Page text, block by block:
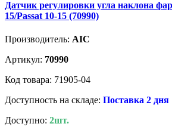
Датчик регулировки угла наклона
15/Passat 10-15 (70990)
Производитель: AIC
Артикул: 70990
Код товара: 71905-04
Доступность на складе: Поставка 2 дня
Доступно: 2шт.